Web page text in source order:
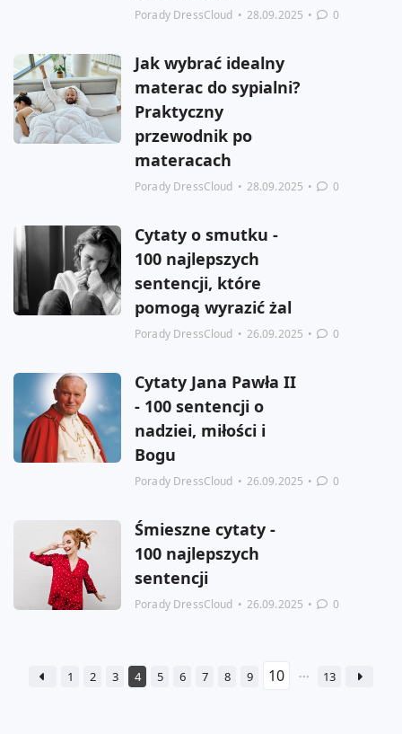
Porady DressCloud • 28.09.2025 • 0
Jak wybrać idealny
materac do sypialni?
Praktyczny
przewodnik po
materacach
Porady DressCloud • 28.09.2025 • 0
Cytaty o smutku -
100 najlepszych
sentencji, które
pomogą wyrazić żal
Porady DressCloud • 26.09.2025 • 0
Cytaty Jana Pawła II
- 100 sentencji o
nadziei, miłości i
Bogu
Porady DressCloud • 26.09.2025 • 0
Śmieszne cytaty -
100 najlepszych
sentencji
Porady DressCloud • 26.09.2025 • 0
1 2 3 4 5 6 7 8 9 13